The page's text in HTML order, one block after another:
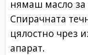
нямаш масло
Спирачната
цялостно чрез
апарат.